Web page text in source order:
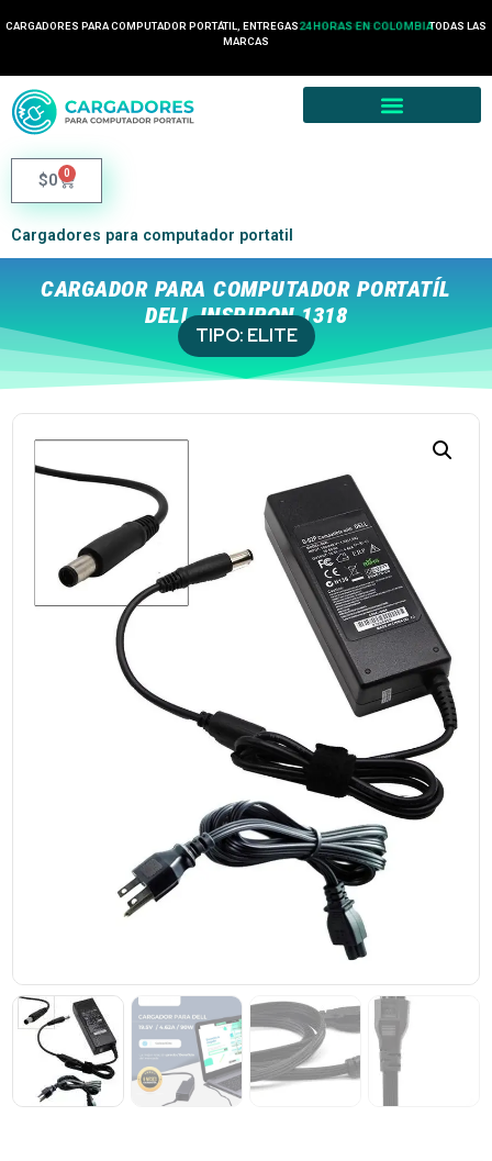
CARGADORES PARA COMPUTADOR PORTÁTIL, ENTREGAS 24 HORAS EN COLOMBIATODAS LAS
MARCAS
$0 0
Cargadores para computador portatil
CARGADOR PARA COMPUTADOR PORTATÍL
DELL INSPIRON 1318
TIPO: ELITE